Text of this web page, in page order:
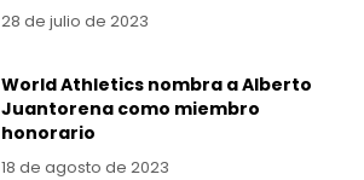
28 de julio de 2023
World Athletics nombra a Alberto
Juantorena como miembro
honorario
18 de agosto de 2023